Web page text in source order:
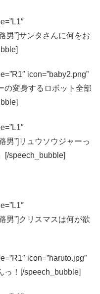
男”]サンタさんに何をお
icon=”baby2.png”
の変身するロボット全部
男”]リュウソウジャーっ
[/speech_bubble]
男”]クリスマスは何が欲
icon=”haruto.jpg”
っ！[/speech_bubble]